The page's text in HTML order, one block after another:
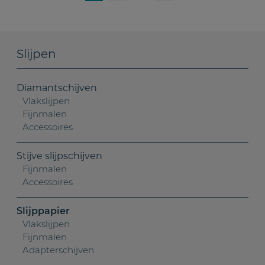
Slijpen
Diamantschijven
Vlakslijpen
Fijnmalen
Accessoires
Stijve slijpschijven
Fijnmalen
Accessoires
Slijppapier
Vlakslijpen
Fijnmalen
Adapterschijven